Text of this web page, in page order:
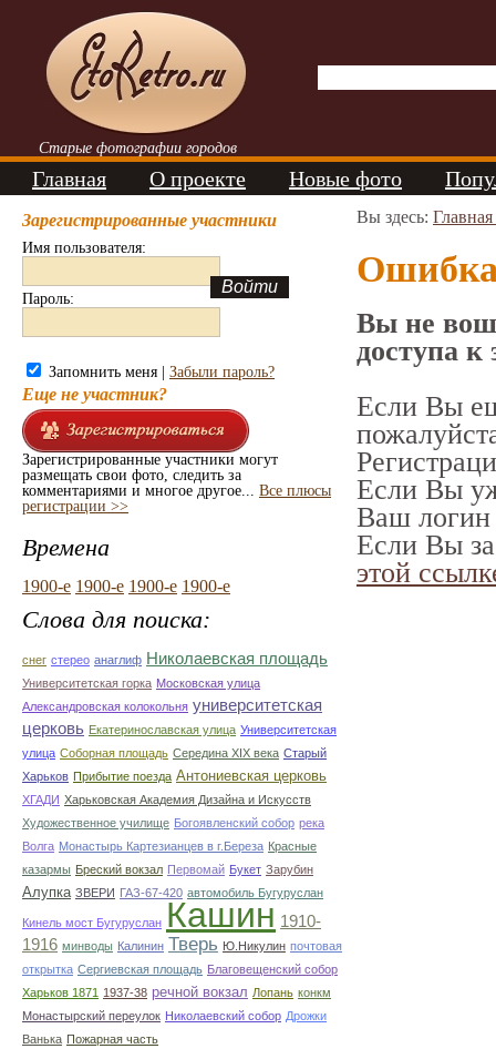
Старые фотографии городов
Главная О проекте Новые фото
Зарегистрированные участники
Имя пользователя:
Пароль:
Запомнить меня | Забыли пароль?
Еще не участник?
Зарегистрированные участники могут
размещать свои фото, следить за
комментариями и многое другое... Все плюсы
регистрации >>
Времена
1900-е 1900-е 1900-е 1900-е
Слова для поиска:
снег стерео анаглиф Николаевская площадь
Университетская горка Московская улица
Александровская колокольня университетская
церковь Екатеринославская улица Университетская
улица Соборная площадь Середина XIX века Старый
Харьков Прибытие поезда Антониевская церковь
ХГАДИ Харьковская Академия Дизайна и Искусств
Художественное училище Богоявленский собор река
Волга Монастырь Картезианцев в г.Береза Красные
казармы Бреский вокзал Первомай Букет Зарубин
Алупка ЗВЕРИ ГАЗ-67-420 автомобиль Бугуруслан
Кинель мост Бугуруслан Кашин 1910-
1916 минводы Калинин Тверь Ю.Никулин почтовая
открытка Сергиевская площадь Благовещенский собор
Харьков 1871 1937-38 речной вокзал Лопань конкм
Монастырский переулок Николаевский собор Дрожки
Ванька Пожарная часть
Вы здесь:
Вы не
доступа к
Если Вы
Если Вы
Ваш логин
Если Вы
этой